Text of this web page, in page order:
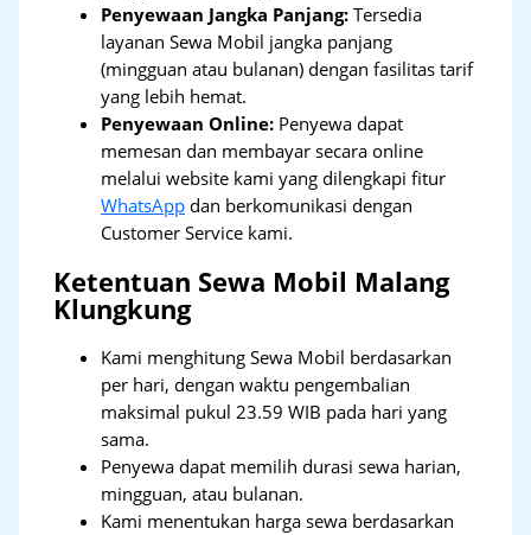
Penyewaan Jangka Panjang: Tersedia
layanan Sewa Mobil jangka panjang
(mingguan atau bulanan) dengan fasilitas tarif
yang lebih hemat.
Penyewaan Online: Penyewa dapat
memesan dan membayar secara online
melalui website kami yang dilengkapi fitur
WhatsApp dan berkomunikasi dengan
Customer Service kami.
Ketentuan Sewa Mobil Malang
Klungkung
Kami menghitung Sewa Mobil berdasarkan
per hari, dengan waktu pengembalian
maksimal pukul 23.59 WIB pada hari yang
sama.
Penyewa dapat memilih durasi sewa harian,
mingguan, atau bulanan.
Kami menentukan harga sewa berdasarkan